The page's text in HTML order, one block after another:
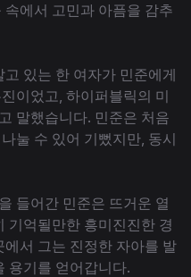
에서 고민과 아픔을 감추
있는 한 여자가 민준에게
이었고, 하이퍼블릭의 미
말했습니다. 민준은 처음
눌 수 있어 기뻤지만, 동시
들어간 민준은 뜨거운 열
기억될만한 흥미진진한 경
서 그는 진정한 자아를 발
용기를 얻어갑니다.